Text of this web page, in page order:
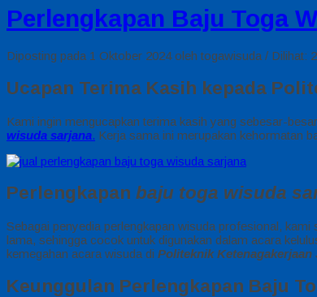
Perlengkapan Baju Toga
Diposting pada 1 Oktober 2024 oleh togawisuda / Dilihat:
Ucapan Terima Kasih kepada
Kami ingin mengucapkan terima kasih yang sebesar-
wisuda sarjana. Kerja sama ini merupakan kehormatan
Perlengkapan baju toga wisuda
Sebagai penyedia perlengkapan wisuda profesional,
lama, sehingga cocok untuk digunakan dalam acara
kemegahan acara wisuda di Politeknik Ketenagakerjaan
Keunggulan Perlengkapan Baju